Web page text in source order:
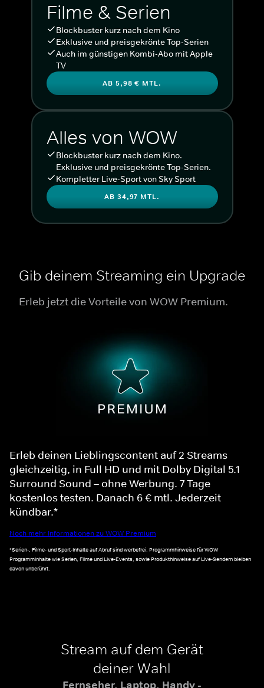
Filme & Serien
Blockbuster kurz nach dem Kino
Exklusive und preisgekrönte Top-Serien
Auch im günstigen Kombi-Abo mit Apple
TV
AB 5,98 € MTL.
Alles von WOW
Blockbuster kurz nach dem Kino.
Exklusive und preisgekrönte Top-Serien.
Kompletter Live-Sport von Sky Sport
AB 34,97 MTL.
Gib deinem Streaming ein Upgrade
Erleb jetzt die Vorteile von WOW Premium.
Erleb deinen Lieblingscontent auf 2 Streams
gleichzeitig, in Full HD und mit Dolby Digital 5.1
Surround Sound – ohne Werbung. 7 Tage
kostenlos testen. Danach 6 € mtl. Jederzeit
kündbar.*
Noch mehr Informationen zu WOW Premium
*Serien-, Filme- und Sport-Inhalte auf Abruf sind werbefrei. Programmhinweise für WOW
Programminhalte wie Serien, Filme und Live-Events, sowie Produkthinweise auf Live-Sendern bleiben
davon unberührt.
Stream auf dem Gerät
deiner Wahl
Fernseher, Laptop, Handy -